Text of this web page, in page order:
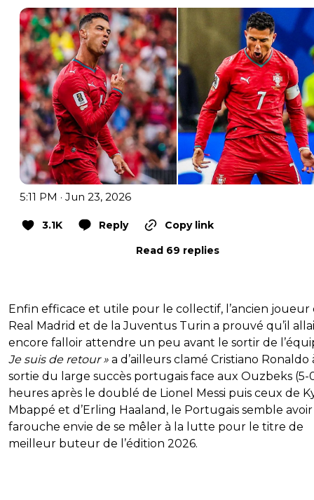
5:11 PM · Jun 23, 2026
3.1K Reply
Copy link
Read 69 replies
Enfin efficace et utile pour le collectif, l’ancien joueur
Real Madrid et de la Juventus Turin a prouvé qu’il
encore falloir attendre un peu avant le sortir de
Je suis de retour » a d’ailleurs clamé Cristiano Ronaldo
sortie du large succès portugais face aux Ouzbeks (5-
heures après le doublé de Lionel Messi puis ceux de
Mbappé et d’Erling Haaland, le Portugais semble
farouche envie de se mêler à la lutte pour le titre de
meilleur buteur de l’édition 2026.